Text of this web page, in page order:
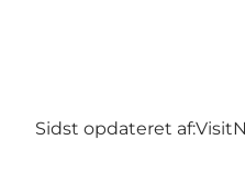
Sidst opdateret af: